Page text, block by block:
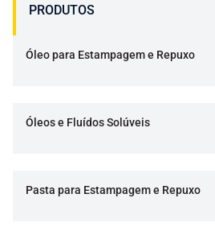
PRODUTOS
Óleo para Estampagem e Repuxo
Óleos e Fluídos Solúveis
Pasta para Estampagem e Repuxo